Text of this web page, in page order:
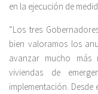
en la ejecución de
“Los tres
bien valoramos los
avanzar mucho más
viviendas de
implementación.